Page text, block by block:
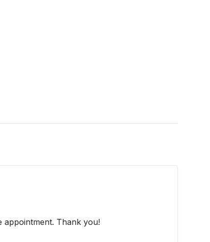
appointment. Thank you!